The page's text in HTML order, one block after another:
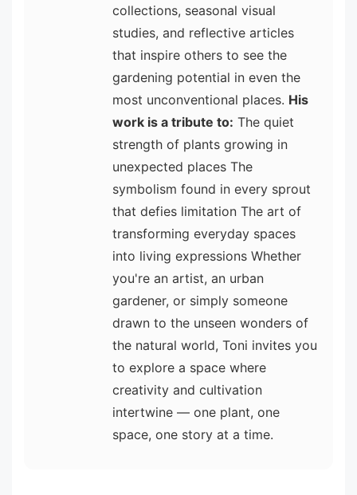
collections, seasonal visual
studies, and reflective articles
that inspire others to see the
gardening potential in even the
most unconventional places. His
work is a tribute to: The quiet
strength of plants growing in
unexpected places The
symbolism found in every sprout
that defies limitation The art of
transforming everyday spaces
into living expressions Whether
you're an artist, an urban
gardener, or simply someone
drawn to the unseen wonders of
the natural world, Toni invites you
to explore a space where
creativity and cultivation
intertwine — one plant, one
space, one story at a time.